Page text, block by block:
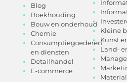
Blog
Boekhouding
Bouw en onderhoud
Chemie
Consumptiegoederen
en diensten
Detailhandel
E-commerce
Kleine
Kunst
Land-